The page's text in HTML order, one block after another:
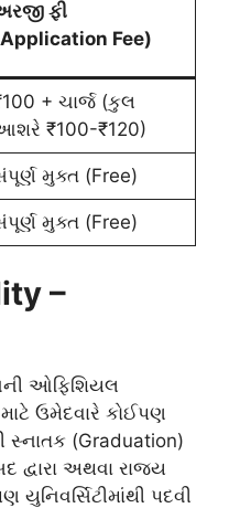
ફી
Fee)
+ ચાર્જ (કુલ
₹100-₹120)
મુક્ત (Free)
મુક્ત (Free)
–
ઓફિશિયલ
ઉમેદવારે કોઈપણ
સ્નાતક (Graduation)
અથવા રાજ્ય
યુનિવર્સિટીમાંથી પદવી